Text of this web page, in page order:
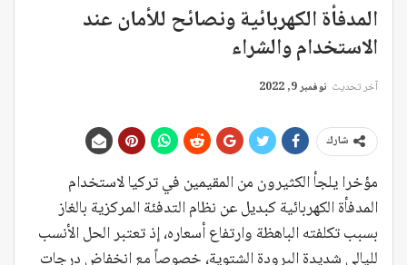
المدفأة الكهربائية ونصائح للأمان عند
الاستخدام والشراء
آخر تحديث نوفمبر 9, 2022
شارك
مؤخرا يلجأ الكثيرون من المقيمين في تركيا لاستخدام
المدفأة الكهربائية كبديل عن نظام التدفئة المركزية بالغاز
بسبب تكلفته الباهظة وارتفاع أسعاره، إذ تعتبر الحل الأنسب
لليالي شديدة البرودة الشتوية، خصوصاً مع انخفاض درجات